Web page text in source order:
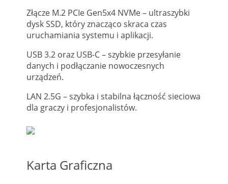
Złącze M.2 PCIe Gen5x4 NVMe – ultraszybki
dysk SSD, który znacząco skraca czas
uruchamiania systemu i aplikacji.
USB 3.2 oraz USB-C – szybkie przesyłanie
danych i podłączanie nowoczesnych
urządzeń.
LAN 2.5G – szybka i stabilna łączność sieciowa
dla graczy i profesjonalistów.
Karta Graficzna